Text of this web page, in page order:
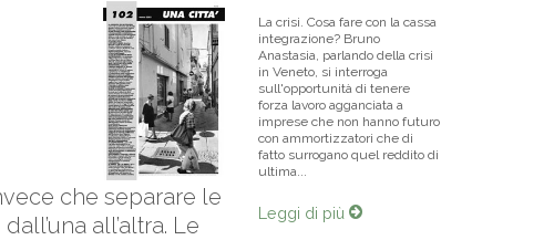
che separare le
all’altra. Le
La crisi. Cosa fare con la cassa
integrazione? Bruno
Anastasia, parlando della crisi
in Veneto, si interroga
sull'opportunità di tenere
forza lavoro agganciata a
imprese che non hanno futuro
con ammortizzatori che di
fatto surrogano quel reddito di
ultima...
Leggi di più